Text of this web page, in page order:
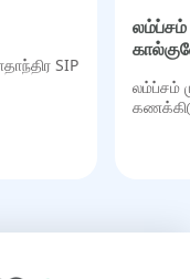
SIP
லம்ப்சம்